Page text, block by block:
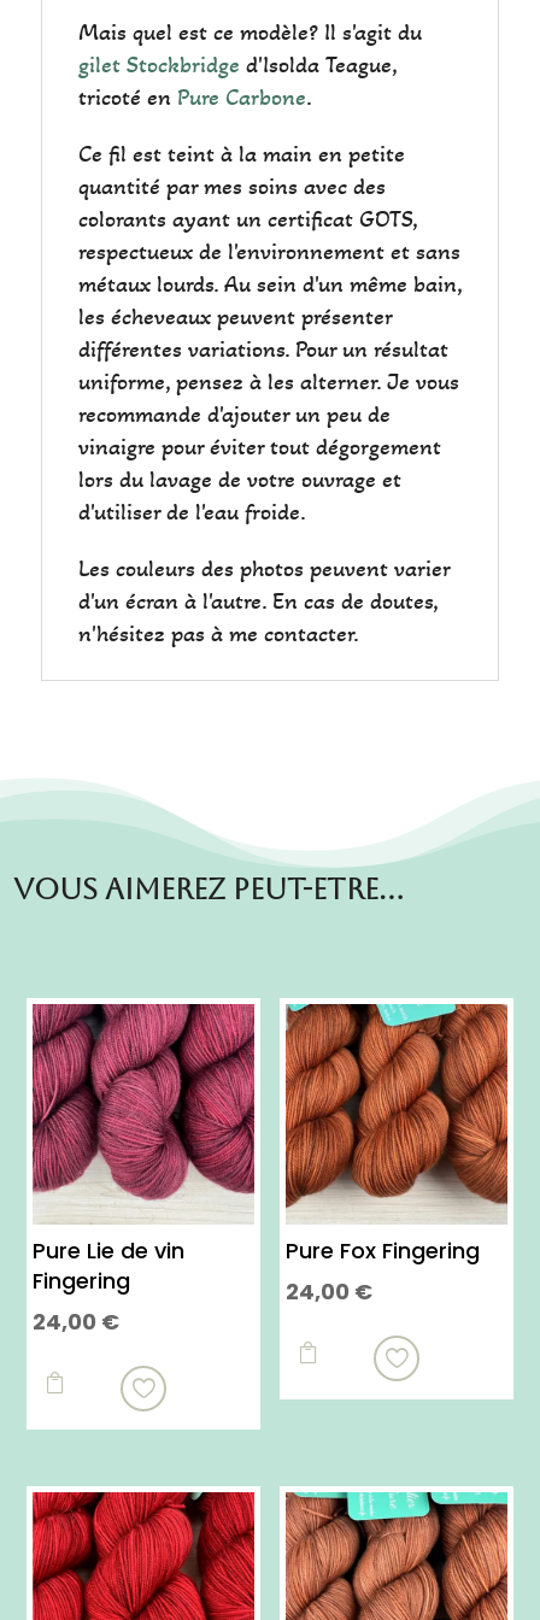
Mais quel est ce modèle? Il s'agit du
gilet Stockbridge d'Isolda Teague,
tricoté en Pure Carbone.
Ce fil est teint à la main en petite
quantité par mes soins avec des
colorants ayant un certificat GOTS,
respectueux de l'environnement et sans
métaux lourds. Au sein d'un même bain,
les écheveaux peuvent présenter
différentes variations. Pour un résultat
uniforme, pensez à les alterner. Je vous
recommande d'ajouter un peu de
vinaigre pour éviter tout dégorgement
lors du lavage de votre ouvrage et
d'utiliser de l'eau froide.
Les couleurs des photos peuvent varier
d'un écran à l'autre. En cas de doutes,
n'hésitez pas à me contacter.
Vous aimerez peut-etre…
Pure Lie de vin
Fingering
24,00 €

produit
Les
options
peuvent
être
Pure Fox Fingering
24,00 €

produit
options
peuvent
être
choisies